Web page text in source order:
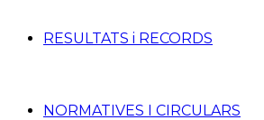
RESULTATS i RECORDS
NORMATIVES I CIRCULARS